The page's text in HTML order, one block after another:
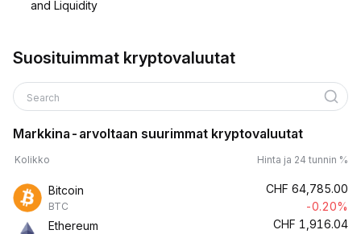
and Liquidity
Suosituimmat kryptovaluutat
Search
Markkina-arvoltaan suurimmat kryptovaluutat
Kolikko Hinta ja 24 tunnin %
Bitcoin
BTC
CHF 64,785.00
-0.20%
Ethereum
CHF 1,916.04